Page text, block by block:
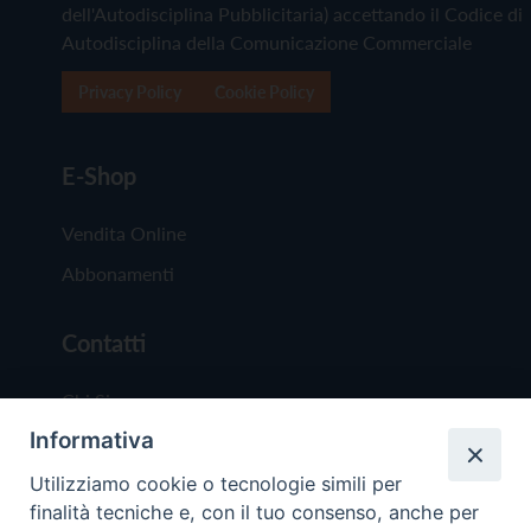
dell'Autodisciplina Pubblicitaria) accettando il Codice di
Autodisciplina della Comunicazione Commerciale
E-Shop
Vendita Online
Abbonamenti
Contatti
Chi Siamo
Redazione
Scrivici
Informativa
Utilizziamo cookie o tecnologie simili per
finalità tecniche e, con il tuo consenso, anche per